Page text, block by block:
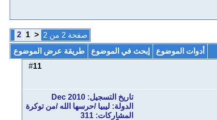
صفحة 2 من 2 <
1
2
أدوات الموضوع
إبحث في الموضوع
طريقة عرض الموضوع
11
تاريخ التسجيل: Dec 2010
الدولة: ليبيا /حرسها الله /من توكرة
المشاركات: 311